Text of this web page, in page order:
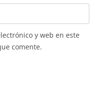
y web en este
comente.